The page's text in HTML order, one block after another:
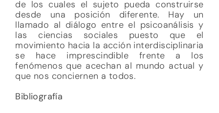
de los cuales el sujeto pueda construirse
desde una posición diferente. Hay un
llamado al diálogo entre el psicoanálisis y
las ciencias sociales puesto que el
movimiento hacia la acción interdisciplinaria
se hace imprescindible frente a los
fenómenos que acechan al mundo actual y
que nos conciernen a todos.
Bibliografía